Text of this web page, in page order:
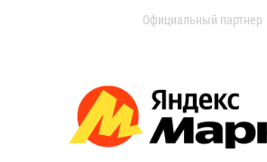
Официальный партнер